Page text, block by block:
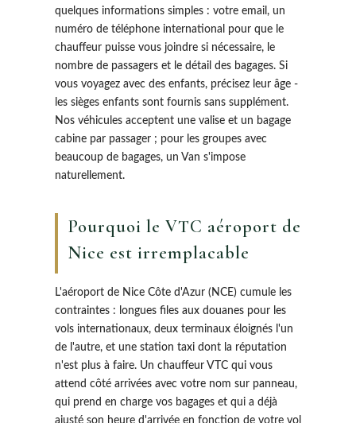
quelques informations simples : votre email, un
numéro de téléphone international pour que le
chauffeur puisse vous joindre si nécessaire, le
nombre de passagers et le détail des bagages. Si
vous voyagez avec des enfants, précisez leur âge -
les sièges enfants sont fournis sans supplément.
Nos véhicules acceptent une valise et un bagage
cabine par passager ; pour les groupes avec
beaucoup de bagages, un Van s'impose
naturellement.
Pourquoi le VTC aéroport de
Nice est irremplacable
L'aéroport de Nice Côte d'Azur (NCE) cumule les
contraintes : longues files aux douanes pour les
vols internationaux, deux terminaux éloignés l'un
de l'autre, et une station taxi dont la réputation
n'est plus à faire. Un chauffeur VTC qui vous
attend côté arrivées avec votre nom sur panneau,
qui prend en charge vos bagages et qui a déjà